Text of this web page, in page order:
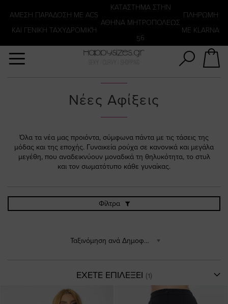
ΑΜΕΣΗ ΠΑΡΑΔΟΣΗ ΜΕ ACS
ΚΑΙ ΓΕΝΙΚΗ ΤΑΧΥΔΡΟΜΙΚΉ
KATΑΣΤΗΜΑ ΣΤΗΝ
ΑΘΗΝΑ ΜΗΤΡΟΠΟΛΕΩΣ
56
ΠΛΗΡΩΜΗ
ΜΕ KLARNA
Νέες Αφίξεις
Όλα τα νέα μας προιόντα, σύμφωνα πάντα με τις τάσεις της
μόδας και της εποχής. Γυναικεία ρούχα σε κανονικά και μεγάλα
μεγέθη, που αναδεικνύουν μοναδικά τη θηλυκότητα, το στυλ
και τον σωματότυπο κάθε γυναίκας.
Φίλτρα
Ταξινόμηση ανά Δημοφιλέστερα
ΕΧΕΤΕ ΕΠΙΛΕΞΕΙ
Αναζήτηση